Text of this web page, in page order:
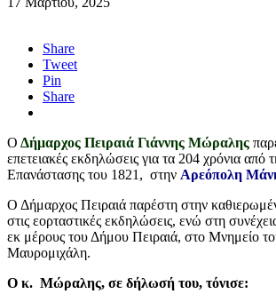
Share
Tweet
Pin
Share
Ο Δήμαρχος Πειραιά Γιάννης Μώραλης
επετειακές εκδηλώσεις για τα 204 χρόνια από
Επανάστασης του 1821, στην Αρεόπολη
Ο Δήμαρχος Πειραιά παρέστη στην
στις εορταστικές εκδηλώσεις, ενώ στη
εκ μέρους του Δήμου Πειραιά, στο Μνημείο
Μαυρομιχάλη.
Ο κ. Μώραλης, σε δήλωσή του, τόνισε: